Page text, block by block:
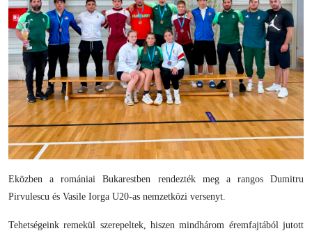
Eközben a romániai Bukarestben rendezték meg a rangos Dumitru
Pirvulescu és Vasile Iorga U20-as nemzetközi versenyt.
Tehetségeink remekül szerepeltek, hiszen mindhárom éremfajtából jutott